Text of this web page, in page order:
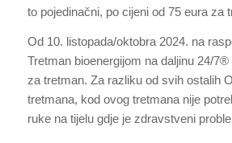
to pojedinačni, po cijeni od 75 eura za
Od 10. listopada/oktobra 2024. na
Tretman bioenergijom na daljinu 24/
za tretman. Za razliku od svih ostalih
tretmana, kod ovog tretmana nije
ruke na tijelu gdje je zdravstveni